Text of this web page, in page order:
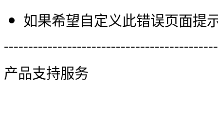
如果希望自定义此错误页面提
产品支持服务